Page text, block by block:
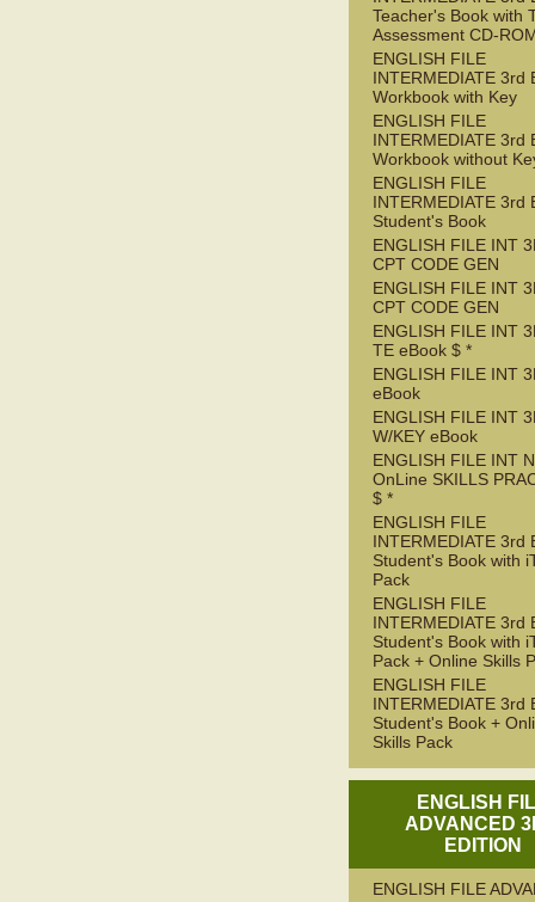
Teacher's Book with
Assessment CD-
ENGLISH FILE
INTERMEDIATE 3rd
Workbook with Key
ENGLISH FILE
INTERMEDIATE 3rd
Workbook without
ENGLISH FILE
INTERMEDIATE 3rd
Student's Book
ENGLISH FILE INT
CPT CODE GEN
ENGLISH FILE INT
CPT CODE GEN
ENGLISH FILE INT
TE eBook $ *
ENGLISH FILE INT
eBook
ENGLISH FILE INT
W/KEY eBook
ENGLISH FILE INT
OnLine SKILLS
$ *
ENGLISH FILE
INTERMEDIATE 3rd
Student's Book with
Pack
ENGLISH FILE
INTERMEDIATE 3rd
Student's Book with
Pack + Online Skills
ENGLISH FILE
INTERMEDIATE 3rd
Student's Book +
Skills Pack
ENGLISH
ADVANCED
EDITION
ENGLISH FILE